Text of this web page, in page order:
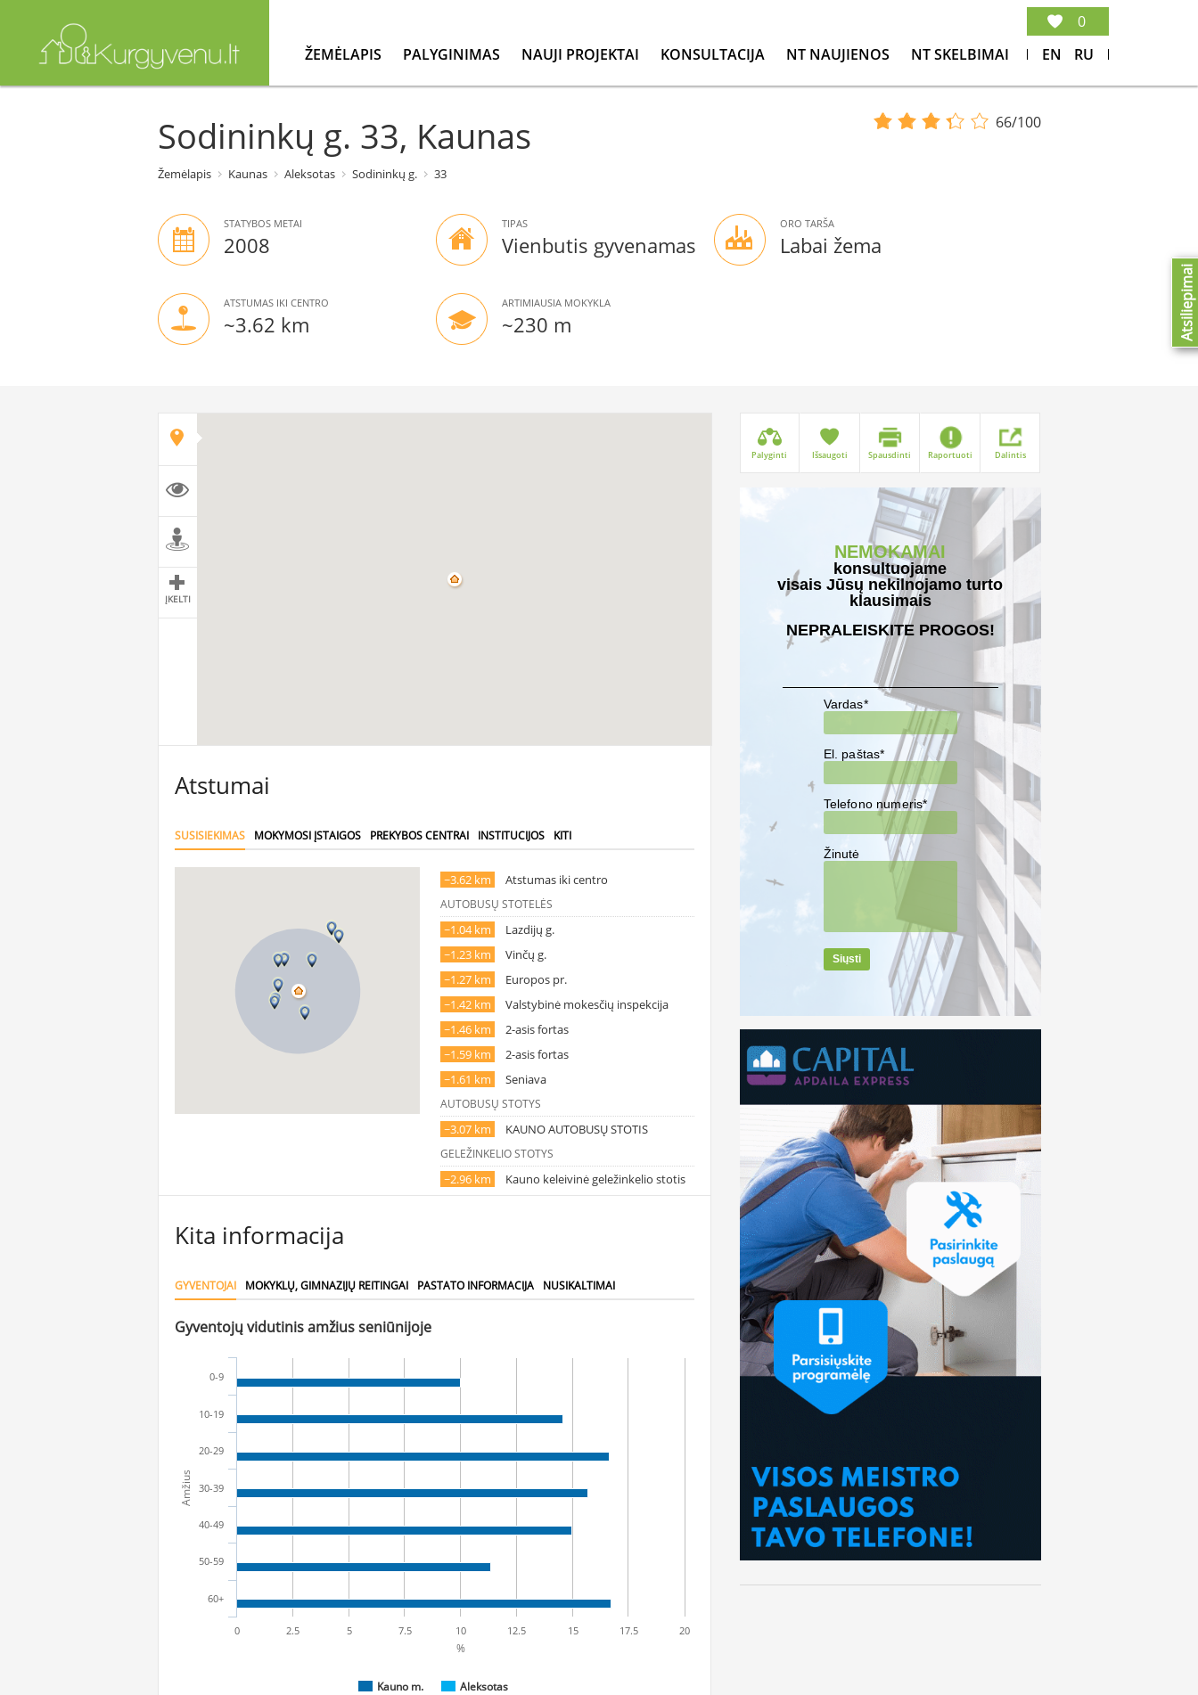
ŽEMĖLAPIS PALYGINIMAS NAUJI PROJEKTAI KONSULTACIJA NT NAUJIENOS NT SKELBIMAI EN RU
0
Sodininkų g. 33, Kaunas 66/100
Žemėlapis Kaunas Aleksotas Sodininkų g. 33
STATYBOS METAI
2008
TIPAS
Vienbutis gyvenamas
ORO TARŠA
Labai žema
ATSTUMAS IKI CENTRO
~3.62 km
ARTIMIAUSIA MOKYKLA
~230 m
ĮKELTI
Atstumai
SUSISIEKIMAS MOKYMOSI ĮSTAIGOS PREKYBOS CENTRAI INSTITUCIJOS KITI
~3.62 km Atstumas iki centro
AUTOBUSŲ STOTELĖS
~1.04 km
Lazdijų g.
~1.23 km
Vinčų g.
~1.27 km
Europos pr.
~1.42 km
Valstybinė mokesčių inspekcija
~1.46 km
2-asis fortas
~1.59 km
2-asis fortas
~1.61 km
Seniava
AUTOBUSŲ STOTYS
~3.07 km KAUNO AUTOBUSŲ STOTIS
GELEŽINKELIO STOTYS
~2.96 km Kauno keleivinė geležinkelio stotis
Kita informacija
GYVENTOJAI MOKYKLŲ, GIMNAZIJŲ REITINGAI PASTATO INFORMACIJA NUSIKALTIMAI
Gyventojų vidutinis amžius seniūnijoje
Amžius
%
Kauno m. Aleksotas
0-9
10-19
20-29
30-39
40-49
50-59
60+
0 10
2.5 5 7.5 12.5 15 17.5 20
Palyginti Išsaugoti Spausdinti Raportuoti Dalintis
NEMOKAMAI
konsultuojame
visais Jūsų nekilnojamo turto
klausimais
NEPRALEISKITE PROGOS!
Vardas*
El. paštas*
Telefono numeris*
Žinutė
Siųsti
Atsiliepimai